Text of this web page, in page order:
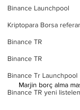
Binance Launchpool
Kriptopara Borsa
Binance TR
Binance TR
Binance Tr Launchpool
Binance TR yeni
Marjin borç alma